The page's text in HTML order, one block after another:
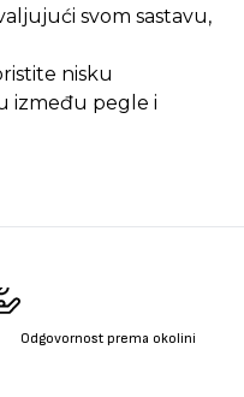
svom sastavu,
nisku
između pegle i
Odgovornost prema okolini